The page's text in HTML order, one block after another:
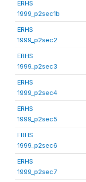
ERHS
1999_p2sec1b
ERHS
1999_p2sec2
ERHS
1999_p2sec3
ERHS
1999_p2sec4
ERHS
1999_p2sec5
ERHS
1999_p2sec6
ERHS
1999_p2sec7